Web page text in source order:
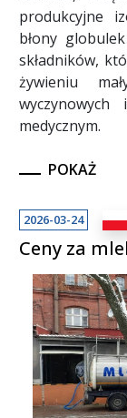
produkcyjne
błony
składników,
żywieniu
medycznym.
POKAŻ
2026-03-24
Ceny za